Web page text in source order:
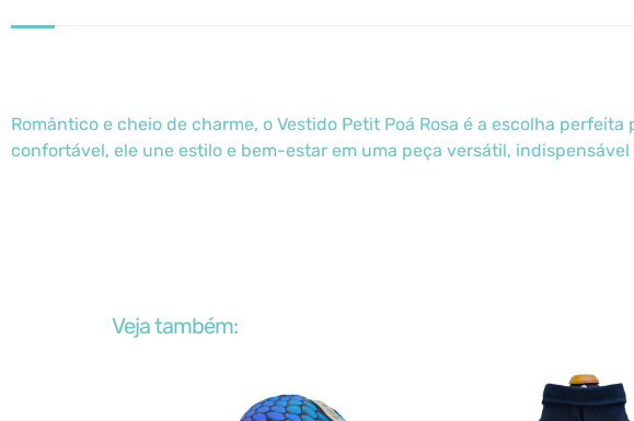
Romântico e cheio de charme, o Vestido Petit Poá Rosa é a escolha
confortável, ele une estilo e bem-estar em uma peça versátil,
Veja também: